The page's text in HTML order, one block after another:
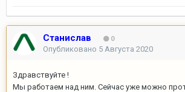
Станислав 0
Опубликовано 5 Августа 2020
Здравствуйте !
Мы работаем над ним. Сейчас уже можно